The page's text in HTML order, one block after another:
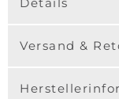
Details
Versand &